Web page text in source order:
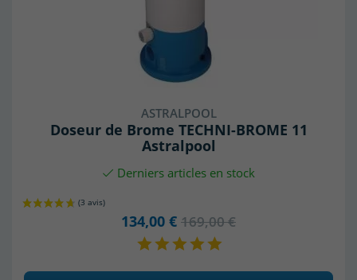
ASTRALPOOL
Doseur de Brome TECHNI-BROME 11
Astralpool
Derniers articles en stock
134,00 € 169,00 €